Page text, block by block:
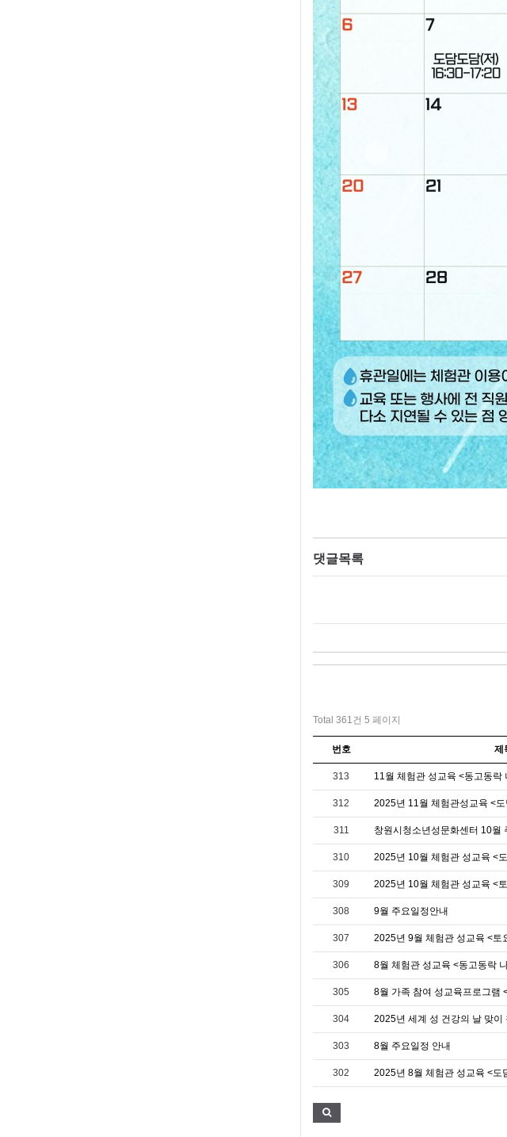
댓글목록
Total 361건 5 페이지
번호 제
313 11월 체험관 성교육 <동고동락
312 2025년 11월 체험관성교육 <
311 창원시청소년성문화센터 10월
310 2025년 10월 체험관 성교육 <
309 2025년 10월 체험관 성교육 <
308 9월 주요일정안내
307 2025년 9월 체험관 성교육 <토
306 8월 체험관 성교육 <동고동락
305 8월 가족 참여 성교육프로그램
304
303 8월 주요일정 안내
302 2025년 8월 체험관 성교육 <도